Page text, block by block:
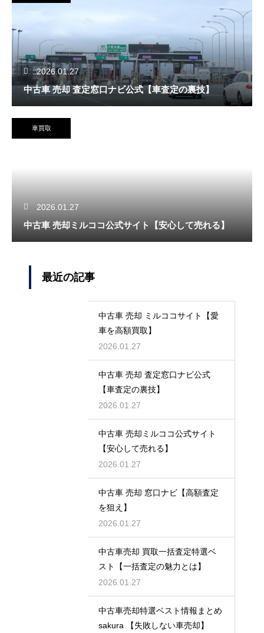
2026.01.27
中古車 売却 査定窓口ナビ公式【車査定の裏技】
車買取
2026.01.27
中古車 売却ミルココ公式サイト【安心して売れる】
最近の記事
中古車 売却 ミルココサイト【愛
車を高額買取】
2026.01.27
中古車 売却 査定窓口ナビ公式
【車査定の裏技】
2026.01.27
中古車 売却ミルココ公式サイト
【安心して売れる】
2026.01.27
中古車 売却 窓口ナビ【高額査定
を狙え】
2026.01.27
中古車売却 買取一括査定特選ベ
スト【一括査定の魅力とは】
2026.01.27
中古車売却特選ベスト情報まとめ
sakura 【失敗しない車売却】